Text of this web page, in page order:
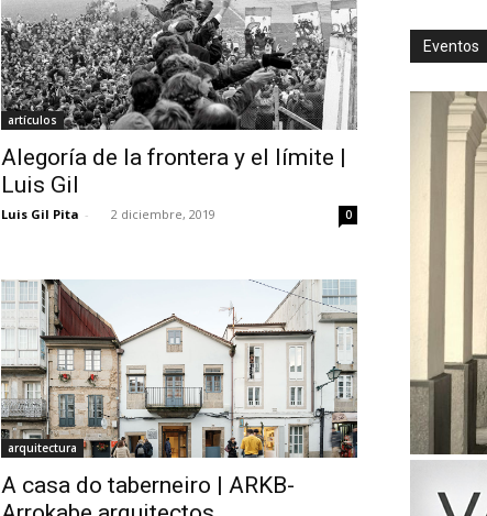
artículos
Alegoría de la frontera y el límite |
Luis Gil
Luis Gil Pita - 2 diciembre, 2019 0
arquitectura
A casa do taberneiro | ARKB-
Eventos